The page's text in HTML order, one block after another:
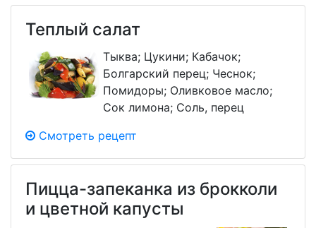
Теплый салат
Тыква; Цукини; Кабачок;
Болгарский перец; Чеснок;
Помидоры; Оливковое масло;
Сок лимона; Соль, перец
Смотреть рецепт
Пицца-запеканка из брокколи
и цветной капусты